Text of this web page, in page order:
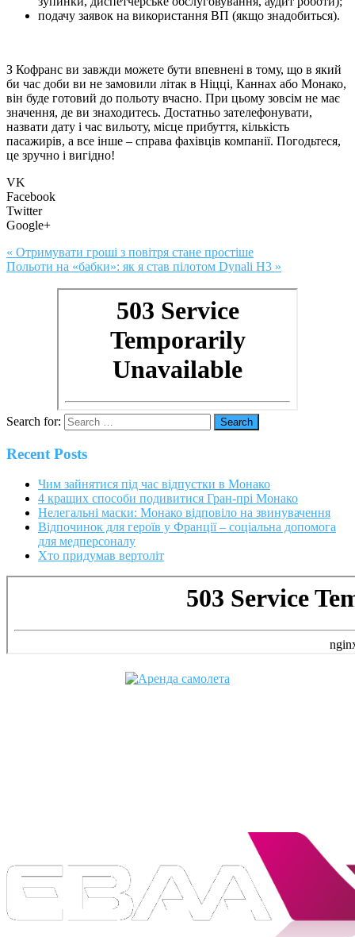
подачу заявок на використання ВП (якщо знадобиться).
З Кофранс ви завжди можете бути впевнені в тому, що в який
би час доби ви не замовили літак в Ніцці, Каннах або Монако,
він буде готовий до польоту вчасно. При цьому зовсім не має
значення, де ви знаходитесь. Достатньо зателефонувати,
назвати дату і час вильоту, місце прибуття, кількість
пасажирів, а все інше – справа фахівців компанії. Погодьтеся,
це зручно і вигідно!
VK
Facebook
Twitter
Google+
« Отримувати гроші з повітря стане простіше
Польоти на «бабки»: як я став пілотом Dynali H3 »
Search for:
Recent Posts
Чим зайнятися під час відпустки в Монако
4 кращих способи подивитися Гран-прі Монако
Нелегальні маски: Монако відповіло на звинувачення
Відпочинок для героїв у Франції – соціальна допомога
для медперсоналу
Хто придумав вертоліт